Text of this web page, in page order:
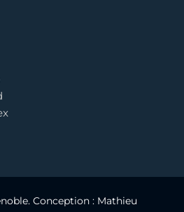
Conception : Mathieu